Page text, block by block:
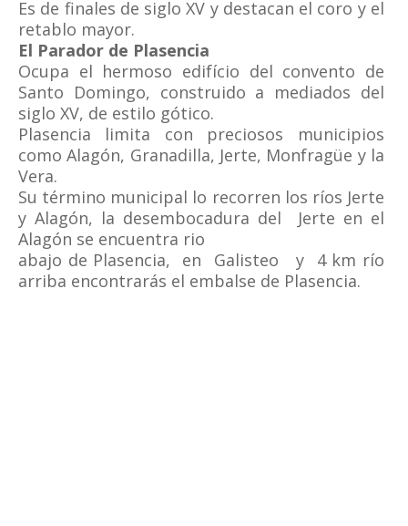
Es de finales de siglo XV y destacan el coro y el
retablo mayor.
El Parador de Plasencia
Ocupa el hermoso edifício del convento de
Santo Domingo, construido a mediados del
siglo XV, de estilo gótico.
Plasencia limita con preciosos municipios
como Alagón, Granadilla, Jerte, Monfragüe y la
Vera.
Su término municipal lo recorren los ríos Jerte
y Alagón, la desembocadura del Jerte en el
Alagón se encuentra rio
abajo de Plasencia, en Galisteo y 4 km río
arriba encontrarás el embalse de Plasencia.